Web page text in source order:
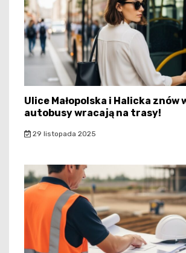
Ulice Małopolska i Halicka znów
autobusy wracają na trasy!
29 listopada 2025